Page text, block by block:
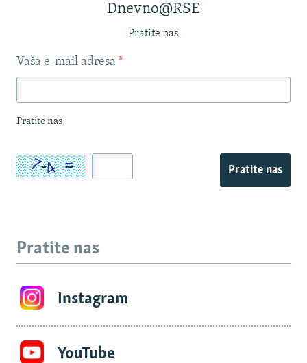
Dnevno@RSE
Pratite nas
Vaša e-mail adresa *
Pratite nas
Pratite nas
Pratite nas
Instagram
YouTube